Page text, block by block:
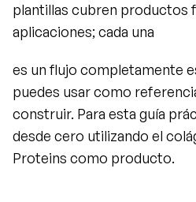
plantillas cubren productos
aplicaciones; cada una
es un flujo completamente
puedes usar como
construir. Para esta guía
desde cero utilizando el
Proteins como producto.